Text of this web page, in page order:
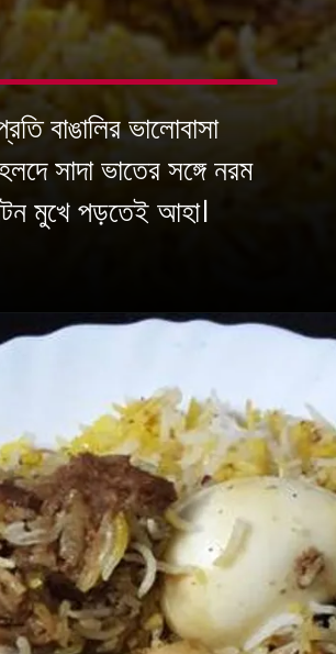
বাঙালির ভালোবাসা
সাদা ভাতের সঙ্গে নরম